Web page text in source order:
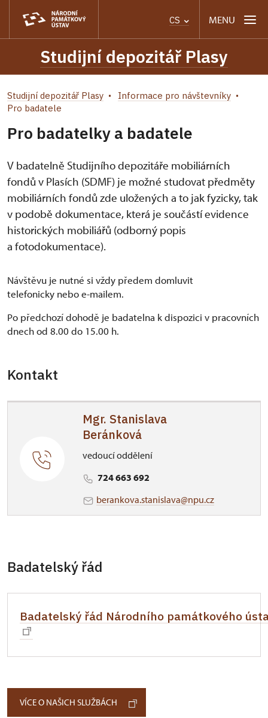
CS MENU
Studijní depozitář Plasy
Studijní depozitář Plasy
Informace pro návštevníky
Pro badatele
Pro badatelky a badatele
V badatelně Studijního depozitáře mobiliárních
fondů v Plasích (SDMF) je možné studovat předměty
mobiliárních fondů zde uložených a to jak fyzicky, tak
v podobě dokumentace, která je součástí evidence
historických mobiliářů (odborný popis
a fotodokumentace).
Návštěvu je nutné si vždy předem domluvit
telefonicky nebo e-mailem.
Po předchozí dohodě je badatelna k dispozici v pracovních
dnech od 8.00 do 15.00 h.
Kontakt
Mgr. Stanislava
Beránková
vedoucí oddělení
724 663 692
berankova.stanislava@npu.cz
Badatelský řád
Badatelský řád Národního památkového
VÍCE O NAŠICH SLUŽBÁCH